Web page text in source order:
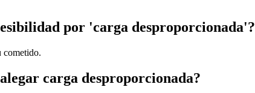
por 'carga desproporcionada'?
cometido.
carga desproporcionada?